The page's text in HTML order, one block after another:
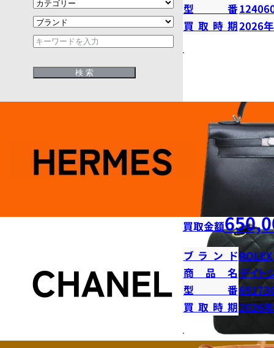
型番
買取時期2026
買取金額
ブランドROLEX
商品名デイト
型番
買取時期2026